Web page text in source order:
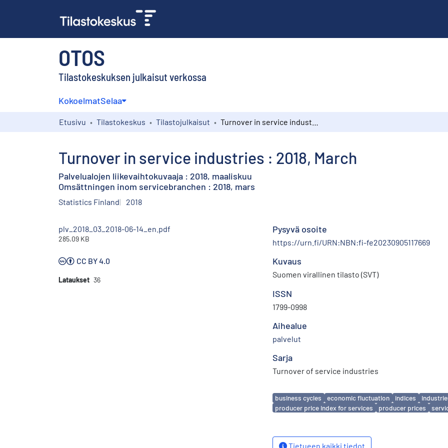
OTOS
Tilastokeskuksen julkaisut verkossa
KokoelmatSelaa
Etusivu Tilastokeskus Tilastojulkaisut
Turnover in service industries : 2018, March
Palvelualojen liikevaihtokuvaaja : 2018, maaliskuu
Omsättningen inom servicebranchen : 2018, mars
Statistics Finland 2018
plv_2018_03_2018-06-14_en.pdf
285.09 KB
CC BY 4.0
Lataukset 36
Pysyvä osoite
https://urn.fi/URN:NBN:fi-fe20230905117669
Kuvaus
Suomen virallinen tilasto (SVT)
ISSN
1799-0998
Aihealue
palvelut
Sarja
Turnover of service industries
Avainsanat
business cycles economic fluctuation indices
producer price index for services
producer prices
Tietueen kaikki tiedot